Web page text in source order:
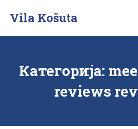
Vila Košuta
Posebna
vila
Категорија:
reviews